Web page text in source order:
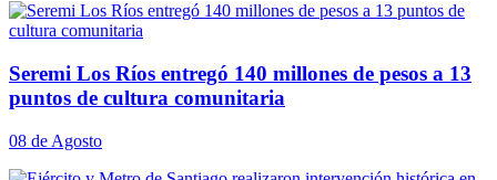
Seremi Los Ríos entregó 140 millones de pesos a 13
puntos de cultura comunitaria
08 de Agosto